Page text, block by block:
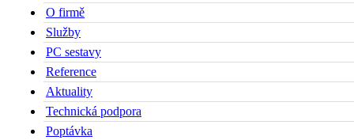
O firmě
Služby
PC sestavy
Reference
Aktuality
Technická podpora
Poptávka